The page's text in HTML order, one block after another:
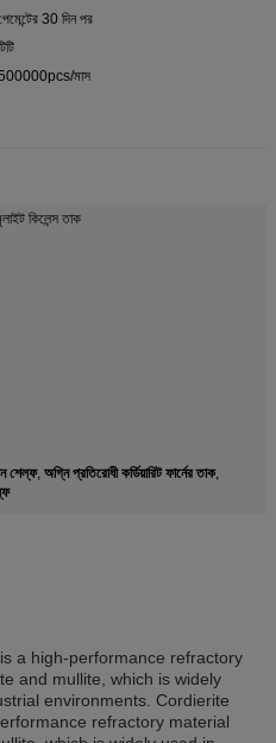
30 দিন পর
মাস
কিলেন্স তাক
শেল্ফ, অগ্নি প্রতিরোধী কর্ডিয়ারিট ফার্নের তাক,
a high-performance refractory
and mullite, which is widely
environments. Cordierite
refractory material